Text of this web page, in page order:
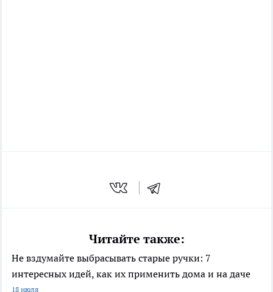
Читайте также:
Не вздумайте выбрасывать старые ручки: 7
интересных идей, как их применить дома и на даче
18 июля